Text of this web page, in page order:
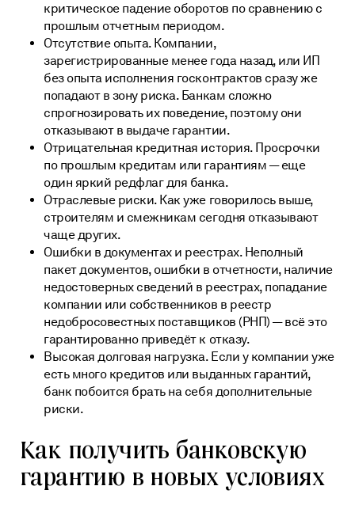
критическое падение оборотов по сравнению с
прошлым отчетным периодом.
Отсутствие опыта. Компании,
зарегистрированные менее года назад, или ИП
без опыта исполнения госконтрактов сразу же
попадают в зону риска. Банкам сложно
спрогнозировать их поведение, поэтому они
отказывают в выдаче гарантии.
Отрицательная кредитная история. Просрочки
по прошлым кредитам или гарантиям — еще
один яркий редфлаг для банка.
Отраслевые риски. Как уже говорилось выше,
строителям и смежникам сегодня отказывают
чаще других.
Ошибки в документах и реестрах. Неполный
пакет документов, ошибки в отчетности, наличие
недостоверных сведений в реестрах, попадание
компании или собственников в реестр
недобросовестных поставщиков (РНП) — всё это
гарантированно приведёт к отказу.
Высокая долговая нагрузка. Если у компании уже
есть много кредитов или выданных гарантий,
банк побоится брать на себя дополнительные
риски.
Как получить банковскую
гарантию в новых условиях